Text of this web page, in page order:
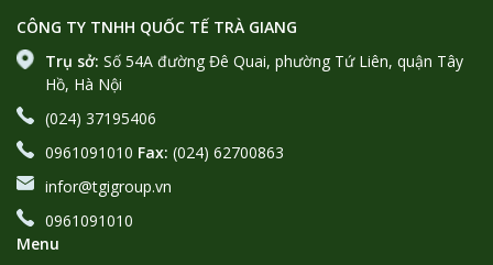
CÔNG TY TNHH QUỐC TẾ TRÀ GIANG
Trụ sở: Số 54A đường Đê Quai, phường Tứ Liên, quận Tây
Hồ, Hà Nội
(024) 37195406
0961091010 Fax: (024) 62700863
infor@tgigroup.vn
0961091010
Menu